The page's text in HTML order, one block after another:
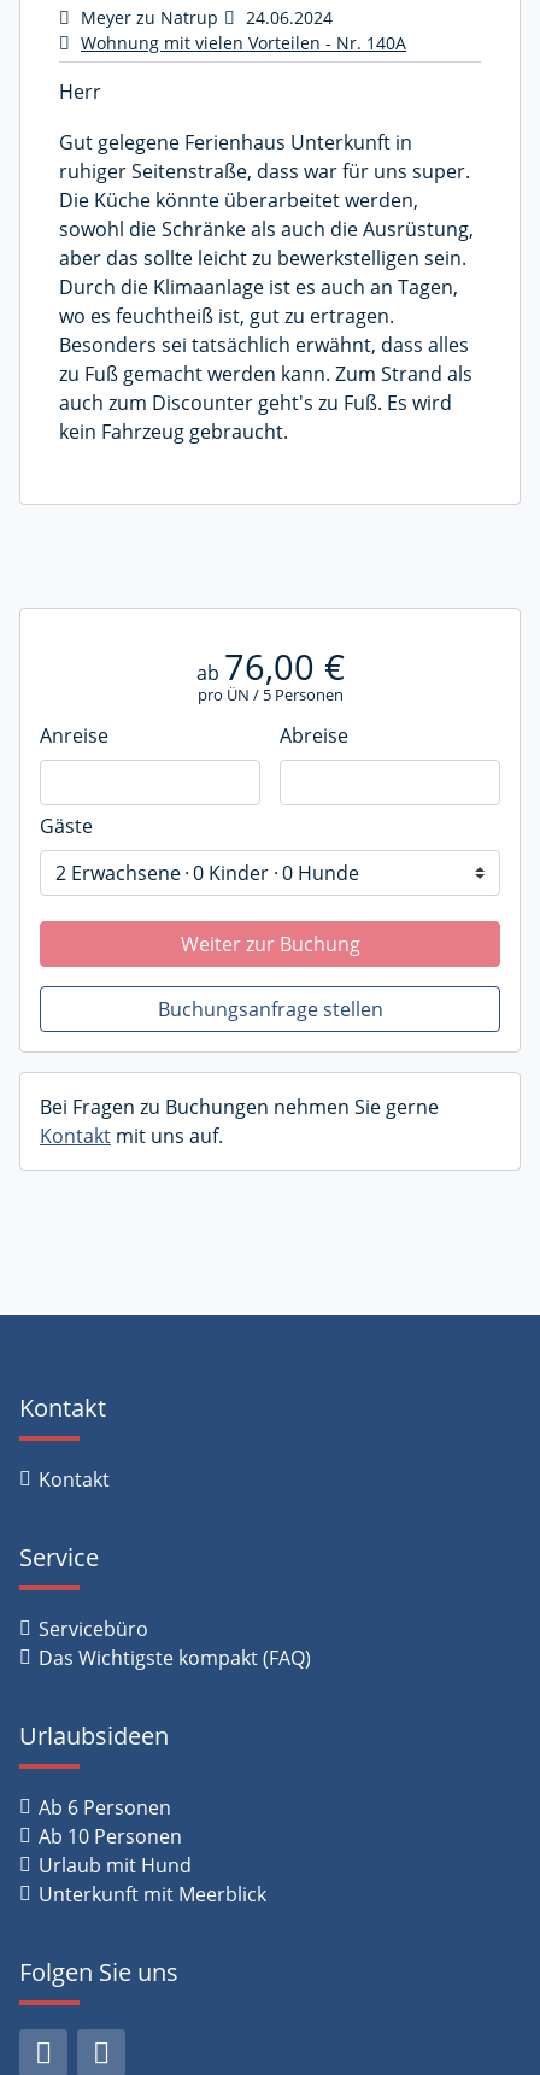
Meyer zu Natrup
24.06.2024
Wohnung mit vielen Vorteilen - Nr. 140A
Herr
Gut gelegene Ferienhaus Unterkunft in
ruhiger Seitenstraße, dass war für uns super.
Die Küche könnte überarbeitet werden,
sowohl die Schränke als auch die Ausrüstung,
aber das sollte leicht zu bewerkstelligen sein.
Durch die Klimaanlage ist es auch an Tagen,
wo es feuchtheiß ist, gut zu ertragen.
Besonders sei tatsächlich erwähnt, dass alles
zu Fuß gemacht werden kann. Zum Strand als
auch zum Discounter geht's zu Fuß. Es wird
kein Fahrzeug gebraucht.
ab 76,00 €
pro ÜN / 5 Personen
Anreise Abreise
Gäste
2 Erwachsene 0 Kinder 0 Hunde
Weiter zur Buchung
Buchungsanfrage stellen
Bei Fragen zu Buchungen nehmen Sie gerne
Kontakt mit uns auf.
Kontakt
Kontakt
Service
Servicebüro
Das Wichtigste kompakt (FAQ)
Urlaubsideen
Ab 6 Personen
Ab 10 Personen
Urlaub mit Hund
Unterkunft mit Meerblick
Folgen Sie uns